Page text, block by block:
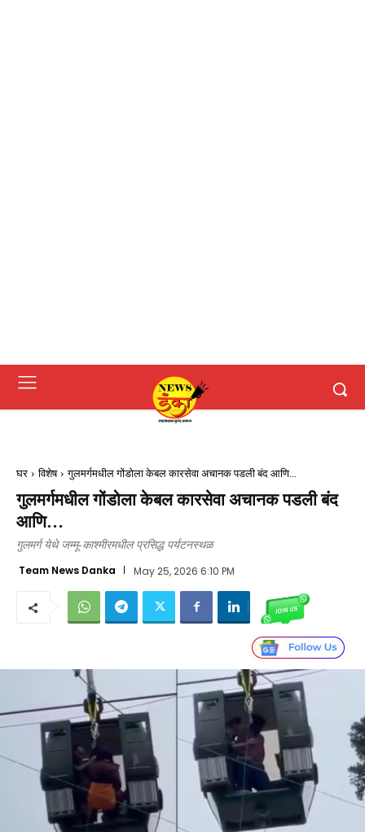
घर विशेष गुलमर्गमधील गोंडोला केबल कारसेवा अचानक पडली बंद आणि...
गुलमर्गमधील गोंडोला केबल कारसेवा अचानक पडली बंद
आणि…
गुलमर्ग येथे जम्मू-काश्मीरमधील प्रसिद्ध पर्यटनस्थळ
Team News Danka May 25, 2026 6:10 PM